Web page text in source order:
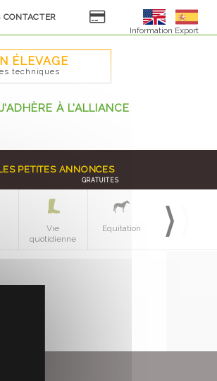
CONTACTER
Information Export
ÉLEVAGE
techniques
J'ADHÈRE À L'ALLIANCE
PETITES ANNONCES
GRATUITES
Vie
quotidienne
Equitation Espaces verts